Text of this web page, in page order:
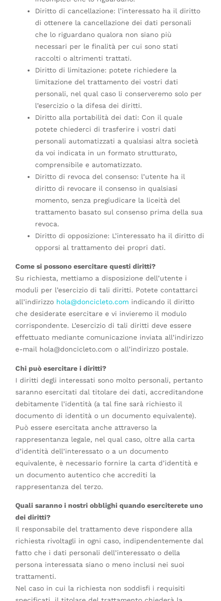
Diritto di cancellazione: l’interessato ha il diritto
di ottenere la cancellazione dei dati personali
che lo riguardano qualora non siano più
necessari per le finalità per cui sono stati
raccolti o altrimenti trattati.
Diritto di limitazione: potete richiedere la
limitazione del trattamento dei vostri dati
personali, nel qual caso li conserveremo solo per
l’esercizio o la difesa dei diritti.
Diritto alla portabilità dei dati: Con il quale
potete chiederci di trasferire i vostri dati
personali automatizzati a qualsiasi altra società
da voi indicata in un formato strutturato,
comprensibile e automatizzato.
Diritto di revoca del consenso: l’utente ha il
diritto di revocare il consenso in qualsiasi
momento, senza pregiudicare la liceità del
trattamento basato sul consenso prima della sua
revoca.
Diritto di opposizione: L’interessato ha il diritto di
opporsi al trattamento dei propri dati.
Come si possono esercitare questi diritti?
Su richiesta, mettiamo a disposizione dell’utente i
moduli per l’esercizio di tali diritti. Potete contattarci
all’indirizzo hola@doncicleto.com indicando il diritto
che desiderate esercitare e vi invieremo il modulo
corrispondente. L’esercizio di tali diritti deve essere
effettuato mediante comunicazione inviata all’indirizzo
e-mail hola@doncicleto.com o all’indirizzo postale.
Chi può esercitare i diritti?
I diritti degli interessati sono molto personali, pertanto
saranno esercitati dal titolare dei dati, accreditandone
debitamente l’identità (a tal fine sarà richiesto il
documento di identità o un documento equivalente).
Può essere esercitata anche attraverso la
rappresentanza legale, nel qual caso, oltre alla carta
d’identità dell’interessato o a un documento
equivalente, è necessario fornire la carta d’identità e
un documento autentico che accrediti la
rappresentanza del terzo.
Quali saranno i nostri obblighi quando eserciterete uno
dei diritti?
Il responsabile del trattamento deve rispondere alla
richiesta rivoltagli in ogni caso, indipendentemente dal
fatto che i dati personali dell’interessato o della
persona interessata siano o meno inclusi nei suoi
trattamenti.
Nel caso in cui la richiesta non soddisfi i requisiti